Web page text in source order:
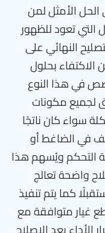
الأمثل لمن
التي تعود للظهور
النهائي على
الاكتفاء بحلول
في هذا النوع
لجميع مكونات
سواء كان ناتجًا
في الضاغط أو
التحكم ويُسهم هذا
واضحة تعالج
كما يتم تنفيذ
غيار متوافقة مع